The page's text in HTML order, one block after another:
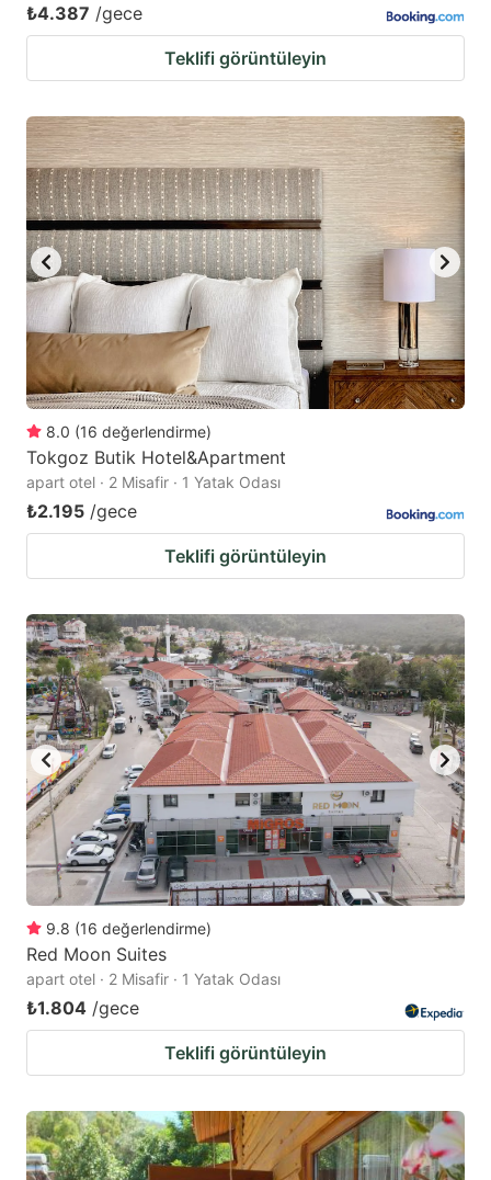
₺4.387 /gece
Teklifi görüntüleyin
8.0 (16 değerlendirme)
Tokgoz Butik Hotel&Apartment
apart otel · 2 Misafir · 1 Yatak Odası
₺2.195 /gece
Teklifi görüntüleyin
9.8 (16 değerlendirme)
Red Moon Suites
apart otel · 2 Misafir · 1 Yatak Odası
₺1.804 /gece
Teklifi görüntüleyin